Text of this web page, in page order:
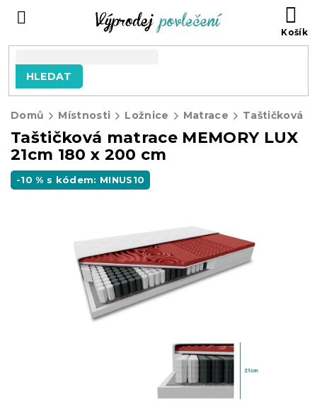
HLEDAT
Domů Místnosti Ložnice Matrace
Taštičková matrace MEMORY LUX
21cm 180 x 200 cm
-10 % s kódem: MINUS10